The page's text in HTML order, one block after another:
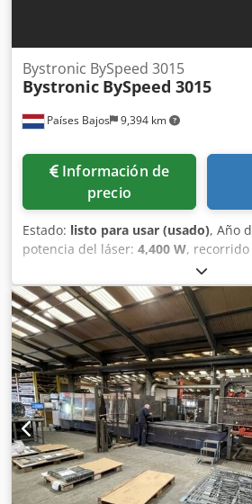
Países Bajos 9,394 km
Bystronic BySpeed 3015
Bystronic BySpeed 3015
Información de
precio
Estado: listo para usar (usado), Año
potencia del láser: 4,400 W, recorrido
1,500 mm,
máquina Bystronic BySpeed 3015 de
2006. Cuenta con un potente
admite chapas de un tamaño
La máquina incluye 20 posiciones de
funcionamiento eficiente. Si busca
corte por láser de alta calidad,
corte por láser de CO₂ Bystronic
tenemos a la venta. Póngase en
obtener más detalles. Codpezl D N